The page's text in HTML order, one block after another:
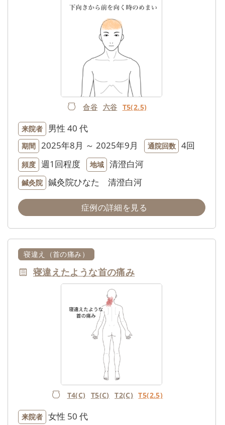
合谷 六谷 T5(2.5)
来院者 男性 40 代
期間 2025年8月 ～ 2025年9月 通院回数 4回
頻度 週1回程度 地域 清澄白河
鍼灸院 鍼灸院ひなた 清澄白河
症例の詳細を見る
寝違え（首の痛み）
寝違えたような首の痛み
T4(C) T5(C) T2(C) T5(2.5)
来院者 女性 50 代